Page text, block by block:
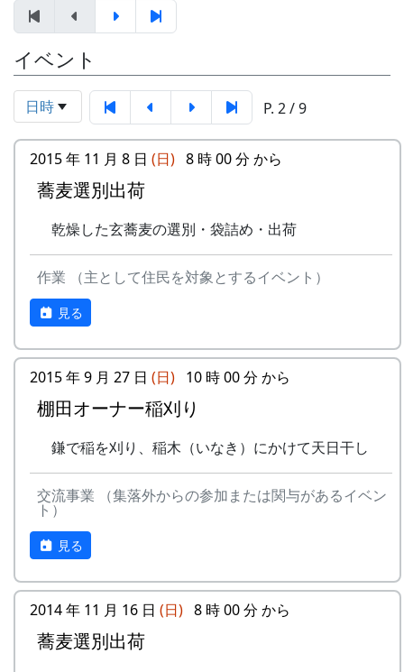
平成27年度棚田オーナー (2015-04-12 11:26:16)
岩座神棚田オーナーの特典
の米づくりを体験できます。
収穫した米を全部お持ち帰りいただけます。
(100平方メートルの収穫収量は玄米で約30キ
ロです。) 清流の里、岩座神地区のコシヒカ
リは特においしいと評判です。
田すき、田ごしらえ、水管理、病害虫対策(3
回程度)、施肥、脱穀、乾燥、籾すりなどは
地元農家で担当します。
実りの時期には、かかしを立てることができ
ます。
多可町の特産品がもらえます(1万円相当)。
田植え、稲刈り時のイベントに参加できま
村の秋祭りに参加して、御神酒を飲み、「ひ
きやま」を引くことができます。
申込み・お問合せの窓口
岩座神棚田保全推進協議会事務局
TEL & FAX: 9999-99-9999
携帯: 999-9999-9999
担当 : XX
平成27年度棚田オーナー (2015-04-12 11:26:16)
岩座神棚田オーナーの特典
の米づくりを体験できます。
収穫した米を全部お持ち帰りいただけます。
(100平方メートルの収穫収量は玄米で約30キ
ロです。) 清流の里、岩座神地区のコシヒカ
リは特においしいと評判です。
田すき、田ごしらえ、水管理、病害虫対策(3
オーナー田 : 16区画。1区画は約100平方メー
トルです。
オーナーの資格 : まじめに農業に取り組み、
自然とふれあう勇気をお持ちで、地域になじ
めるかた。家族や団体でも結構です。
年会費 : 1区画5万円。
第18期棚田オーナー対面式 (2014-04-13 12:03:51)
岩座神棚田オーナーの特典
の米づくりを体験できます。
(100平方メートルの収穫収量は玄米で約30キ
リは特においしいと評判です。
田すき、田ごしらえ、水管理、病害虫対策(3
回程度)、施肥、脱穀、乾燥、籾すりなどは
地元農家で担当します。
イベント
日時 P. 2 / 9
2015 年 11 月 8 日 (日) 8 時 00 分 から
蕎麦選別出荷
乾燥した玄蕎麦の選別・袋詰め・出荷
作業 （主として住民を対象とするイベント）
見る
2015 年 9 月 27 日 (日) 10 時 00 分 から
棚田オーナー稲刈り
鎌で稲を刈り、稲木（いなき）にかけて天日干し
交流事業 （集落外からの参加または関与があるイベン
ト）
見る
2014 年 11 月 16 日 (日) 8 時 00 分 から
蕎麦選別出荷